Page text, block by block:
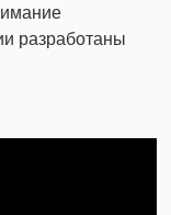
разработаны